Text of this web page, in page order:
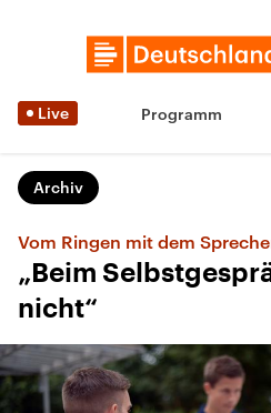
Live Programm
Archiv
Vom Ringen mit dem
„Beim
nicht“